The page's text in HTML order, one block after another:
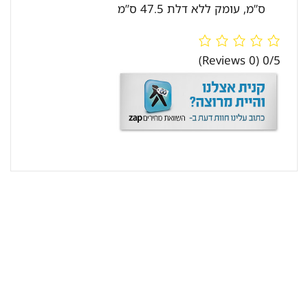
ס”מ, עומק ללא דלת 47.5 ס”מ
0/5
(0 Reviews)